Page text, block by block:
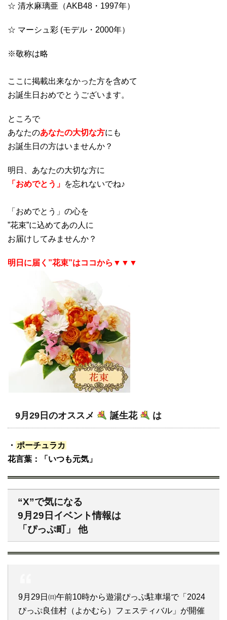
☆ 清水麻璃亜（AKB48・1997年）
☆ マーシュ彩 (モデル・2000年）
※敬称は略
ここに掲載出来なかった方を含めて
お誕生日おめでとうございます。
ところで
あなたのあなたの大切な方にも
お誕生日の方はいませんか？
明日、あなたの大切な方に
「おめでとう」 を忘れないでね♪
「おめでとう」の心を
”花束”に込めてあの人に
お届けしてみませんか？
明日に届く”花束”はココから▼▼▼
9月29日のオススメ 誕生花 は
・ ポーチュラカ
花言葉：「いつも元気」
“X”で気になる
9月29日イベント情報は
「ぴっぷ町」 他
9月29日㈰午前10時から遊湯ぴっぷ駐車場で「2024
ぴっぷ良佳村（よかむら）フェスティバル」が開催